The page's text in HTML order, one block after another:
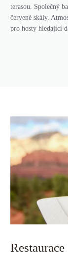
terasou. Společný
červené skály.
pro hosty hledající
Restaurace